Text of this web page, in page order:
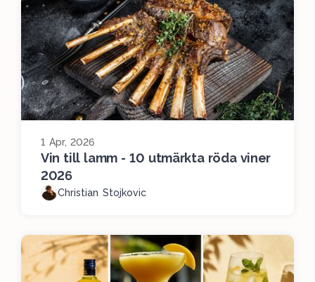
1 Apr, 2026
Vin till lamm - 10 utmärkta röda viner
2026
Christian Stojkovic